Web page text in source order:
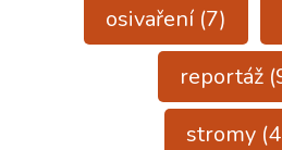
osivaření(7)
reportáž
stromy